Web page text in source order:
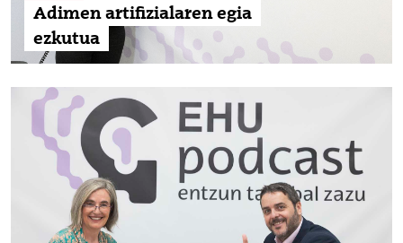
Adimen artifizialaren egia
ezkutua